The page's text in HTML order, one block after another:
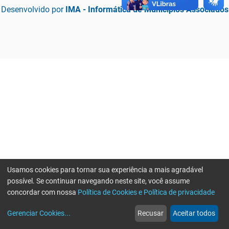
Desenvolvido por IMA - Informática de Municípios Associados
web
Notícias
more_horiz
Mais
Usamos cookies para tornar sua experiência a mais agradável
possível. Se continuar navegando neste site, você assume
concordar com nossa Política de Cookies e Política de privacidade
Gerenciar Cookies... Recusar Aceitar todos
Erro ao enviar informações, por favor tente novamente